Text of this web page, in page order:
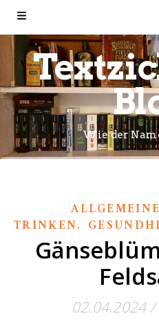
Wie der
TRINKEN,
02.04.2024/